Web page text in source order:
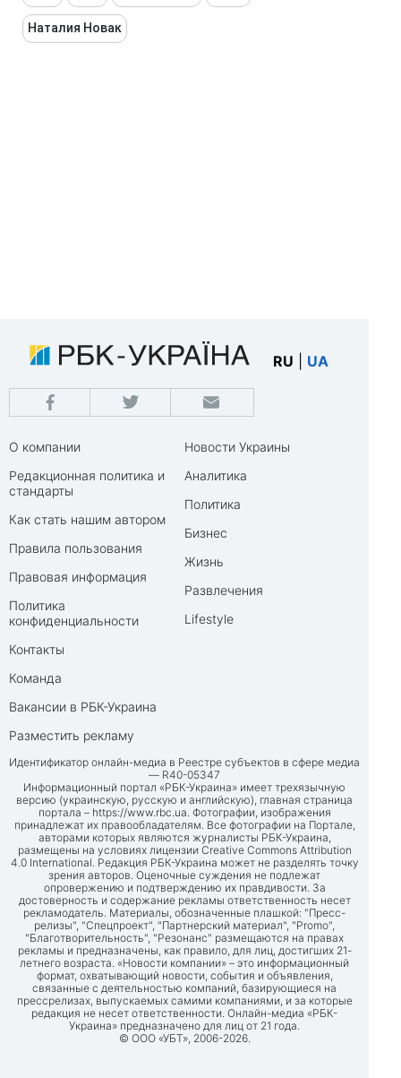
Наталия Новак
RU UA
О компании
Редакционная политика и
стандарты
Как стать нашим автором
Правила пользования
Правовая информация
Политика
конфиденциальности
Контакты
Команда
Вакансии в РБК-Украина
Разместить рекламу
Новости Украины
Аналитика
Политика
Бизнес
Жизнь
Развлечения
Lifestyle
Идентификатор онлайн-медиа в Реестре субъектов в сфере медиа
— R40-05347
Информационный портал «РБК-Украина» имеет трехязычную
версию (украинскую, русскую и английскую), главная страница
портала – https://www.rbc.ua . Фотографии, изображения
принадлежат их правообладателям. Все фотографии на Портале,
авторами которых являются журналисты РБК-Украина,
размещены на условиях лицензии Creative Commons Attribution
4.0 International. Редакция РБК-Украина может не разделять точку
зрения авторов. Оценочные суждения не подлежат
опровержению и подтверждению их правдивости. За
достоверность и содержание рекламы ответственность несет
рекламодатель. Материалы, обозначенные плашкой: "Пресс-
релизы", "Спецпроект", "Партнерский материал", "Promo",
"Благотворительность", "Резонанс" размещаются на правах
рекламы и предназначены, как правило, для лиц, достигших 21-
летнего возраста. «Новости компании» – это информационный
формат, охватывающий новости, события и объявления,
связанные с деятельностью компаний, базирующиеся на
прессрелизах, выпускаемых самими компаниями, и за которые
редакция не несет ответственности. Онлайн-медиа «РБК-
Украина» предназначено для лиц от 21 года.
© ООО «УБТ», 2006-2026.